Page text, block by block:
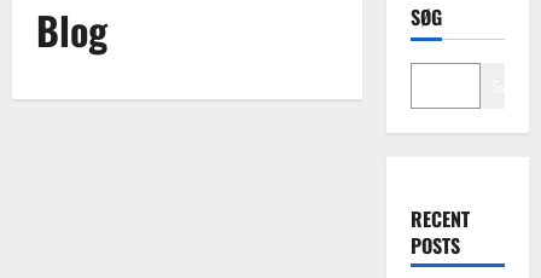
Blog SØG
RECENT
POSTS